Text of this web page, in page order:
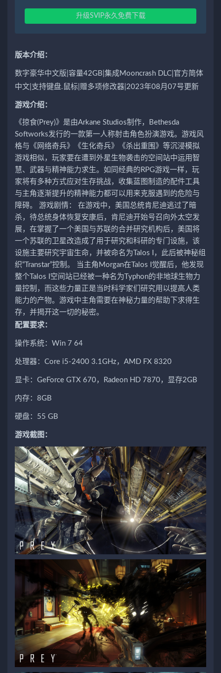
升级SVIP永久免费下载
版本介绍：
数字豪华中文版|容量42GB|集成Mooncrash DLC|官方简体
中文|支持键盘.鼠标|赠多项修改器|2023年08月07号更新
游戏介绍：
《掠食(Prey)》是由Arkane Studios制作，Bethesda
Softworks发行的一款第一人称射击角色扮演游戏。游戏风
格与《网络奇兵》《生化奇兵》《杀出重围》等沉浸模拟
游戏相似，玩家要在遭到外星生物袭击的空间站中运用智
慧、武器与精神能力求生。如同经典的RPG游戏一样，玩
家将有多种方式应对生存挑战，收集蓝图制造的配件工具
与主角逐渐提升的精神能力都可以用来克服遇到的危险与
障碍。 游戏剧情： 在游戏中，美国总统肯尼迪逃过了暗
杀，待总统身体恢复安康后，肯尼迪开始号召向外太空发
展，在掌握了一个美国与苏联的合并研究机构后，美国将
一个苏联的卫星改造成了用于研究和科研的专门设施，该
设施主要研究宇宙生命，并被命名为Talos I，此后被神秘组
织“Transtar”控制。 当主角Morgan在Talos I觉醒后，他发现
整个Talos I空间站已经被一种名为Typhon的非地球生物力
量控制，而这些力量正是当时科学家们研究用以提高人类
能力的产物。游戏中主角需要在神秘力量的帮助下求得生
存，并揭开这一切的秘密。
配置要求：
操作系统：Win 7 64
处理器：Core i5-2400 3.1GHz，AMD FX 8320
显卡：GeForce GTX 670，Radeon HD 7870，显存2GB
内存：8GB
硬盘：55 GB
游戏截图：